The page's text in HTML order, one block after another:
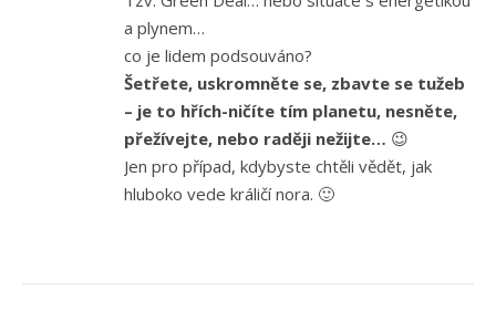
a plynem…
co je lidem podsouváno?
Šetřete, uskromněte se, zbavte se tužeb
– je to hřích-ničíte tím planetu, nesněte,
přežívejte, nebo raději nežijte… 😉
Jen pro případ, kdybyste chtěli vědět, jak
hluboko vede králičí nora. 🙂